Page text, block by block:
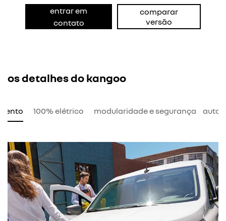
entrar em
contato
comparar
versão
os detalhes do kangoo
100% elétrico modularidade e segurança